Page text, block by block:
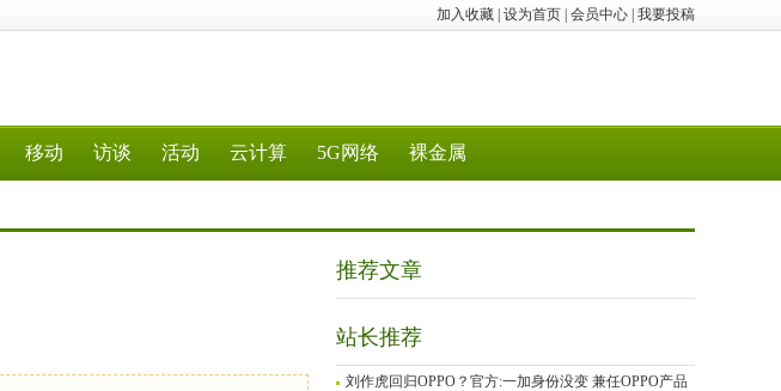
加入收藏 设为首页 会员中心 我要投稿
移动 访谈 活动 云计算 5G网络 裸金属
推荐文章
站长推荐
刘作虎回归OPPO？官方:一加身份没变 兼任OPPO产品